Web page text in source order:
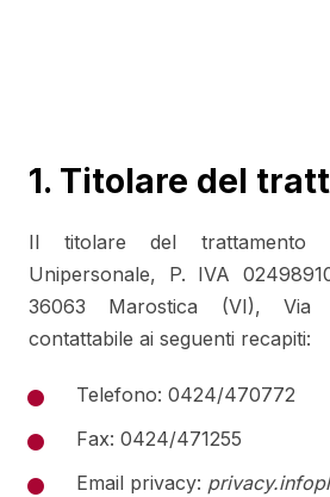
1. Titolare del
Il titolare del trattamento
Unipersonale, P. IVA
36063 Marostica (VI), Via
contattabile ai seguenti recapiti:
Telefono: 0424/470772
Fax: 0424/471255
Email privacy: